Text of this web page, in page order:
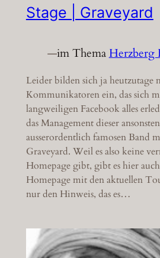
Stage | Graveyard
—im ThemaHerzberg
Leider bilden sich ja heutzutage
Kommunikatoren ein, das sich
langweiligen Facebook alles
das Management dieser
ausserordentlich famosen Band
Graveyard. Weil es also keine
Homepage gibt, gibt es hier
Homepage mit den aktuellen
nur den Hinweis, das es…